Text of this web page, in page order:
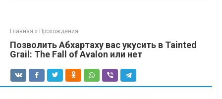
Главная » Прохождения
Позволить Абхартаху вас укусить в Tainted
Grail: The Fall of Avalon или нет